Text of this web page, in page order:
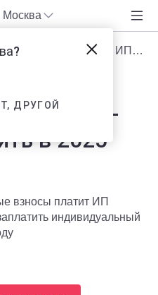
Москва
Страховые взносы ИП — сколько платить в 2025 году
ИП —
в 2025
взносы платит ИП
индивидуальный
?
ДРУГОЙ